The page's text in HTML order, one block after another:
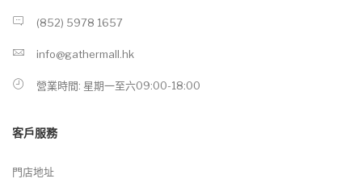
(852) 5978 1657
info@gathermall.hk
營業時間: 星期一至六09:00-18:00
客戶服務
門店地址